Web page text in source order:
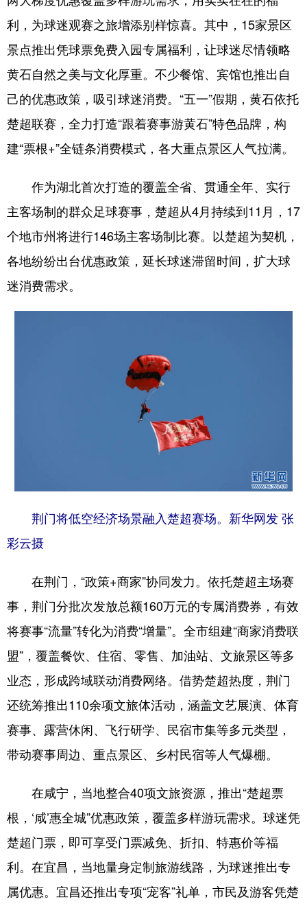
利，为球迷观赛之旅增添别样惊喜。其中，15家景区
景点推出凭球票免费入园专属福利，让球迷尽情领略
黄石自然之美与文化厚重。不少餐馆、宾馆也推出自
己的优惠政策，吸引球迷消费。“五一”假期，黄石依托
楚超联赛，全力打造“跟着赛事游黄石”特色品牌，构
建“票根+”全链条消费模式，各大重点景区人气拉满。
作为湖北首次打造的覆盖全省、贯通全年、实行
主客场制的群众足球赛事，楚超从4月持续到11月，17
个地市州将进行146场主客场制比赛。以楚超为契机，
各地纷纷出台优惠政策，延长球迷滞留时间，扩大球
迷消费需求。
荆门将低空经济场景融入楚超赛场。新华网发 张
彩云摄
在荆门，“政策+商家”协同发力。依托楚超主场赛
事，荆门分批次发放总额160万元的专属消费券，有效
将赛事“流量”转化为消费“增量”。全市组建“商家消费联
盟”，覆盖餐饮、住宿、零售、加油站、文旅景区等多
业态，形成跨域联动消费网络。借势楚超热度，荆门
还统筹推出110余项文旅体活动，涵盖文艺展演、体育
赛事、露营休闲、飞行研学、民宿市集等多元类型，
带动赛事周边、重点景区、乡村民宿等人气爆棚。
在咸宁，当地整合40项文旅资源，推出“楚超票
根，‘咸’惠全城”优惠政策，覆盖多样游玩需求。球迷凭
楚超门票，即可享受门票减免、折扣、特惠价等福
利。在宜昌，当地量身定制旅游线路，为球迷推出专
属优惠。宜昌还推出专项“宠客”礼单，市民及游客凭楚